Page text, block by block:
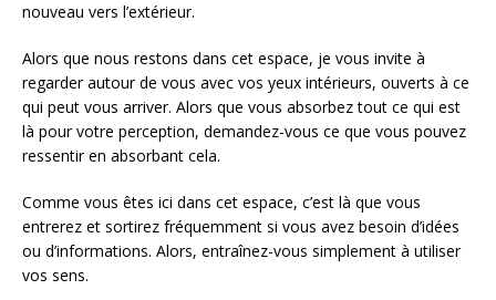
nouveau vers l’extérieur.
Alors que nous restons dans cet espace, je vous invite à
regarder autour de vous avec vos yeux intérieurs, ouverts à ce
qui peut vous arriver. Alors que vous absorbez tout ce qui est
là pour votre perception, demandez-vous ce que vous pouvez
ressentir en absorbant cela.
Comme vous êtes ici dans cet espace, c’est là que vous
entrerez et sortirez fréquemment si vous avez besoin d’idées
ou d’informations. Alors, entraînez-vous simplement à utiliser
vos sens.